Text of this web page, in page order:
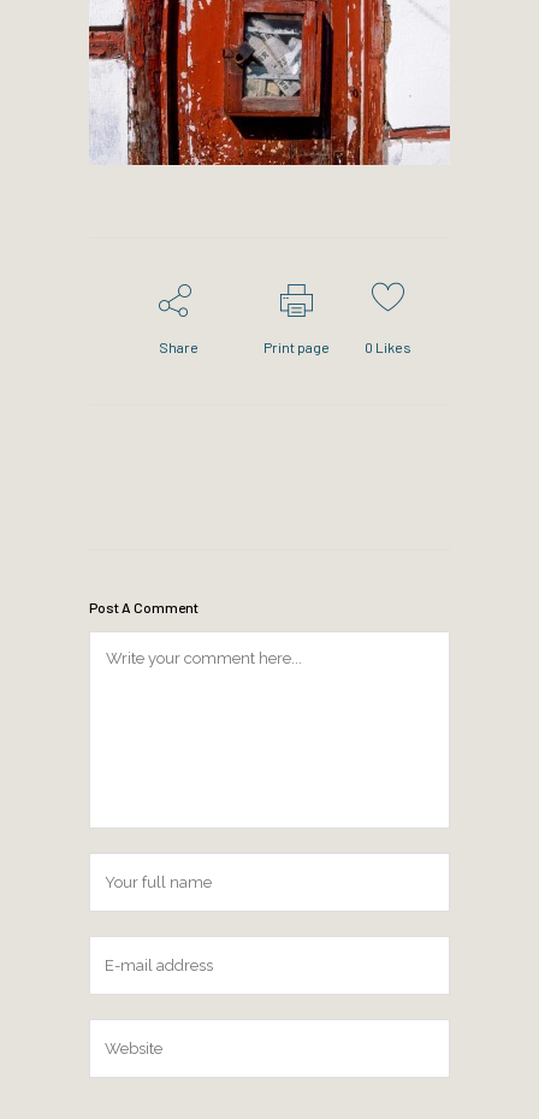
Share Print page 0 Likes
Post A Comment